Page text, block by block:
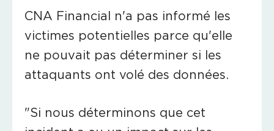
CNA Financial n'a pas informé les
victimes potentielles parce qu'elle
ne pouvait pas déterminer si les
attaquants ont volé des données.
"Si nous déterminons que cet